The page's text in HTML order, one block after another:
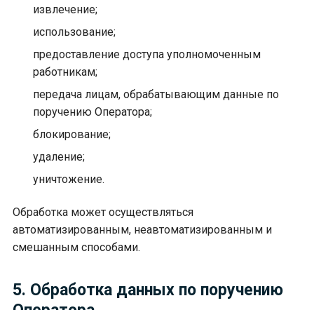
извлечение;
использование;
предоставление доступа уполномоченным
работникам;
передача лицам, обрабатывающим данные по
поручению Оператора;
блокирование;
удаление;
уничтожение.
Обработка может осуществляться
автоматизированным, неавтоматизированным и
смешанным способами.
5. Обработка данных по поручению